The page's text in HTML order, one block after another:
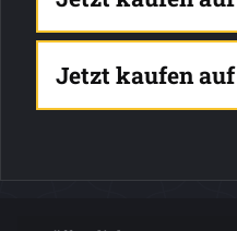
Jetzt kaufen auf